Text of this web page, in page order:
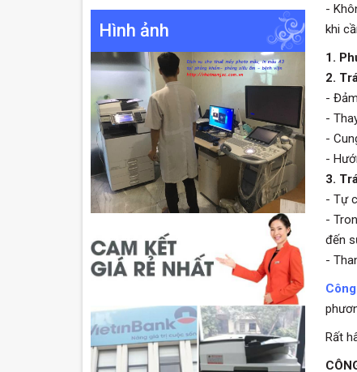
-
khi
1.
2.
-
-
-
-
3.
- Tự
-
đến
-
Rất
Hình ảnh